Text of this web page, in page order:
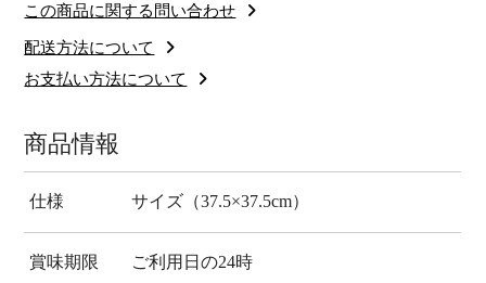
この商品に関する問い合わせ
配送方法について
お支払い方法について
商品情報
仕様 サイズ（37.5×37.5cm）
賞味期限 ご利用日の24時